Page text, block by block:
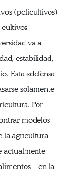
(policultivos)
cultivos
va a
estabilidad,
Esta «defensa
solamente
Por
modelos
la agricultura –
actualmente
– en la